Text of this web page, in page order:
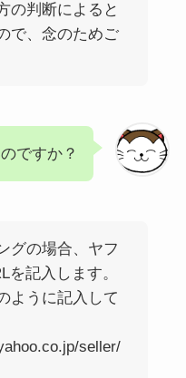
の判断によると
で、念のためご
ですか？
グの場合、ヤフ
を記入します。
ように記入して
seller/